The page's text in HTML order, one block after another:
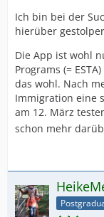
Ich bin bei der
hierüber
Die App ist wohl
Programs (=
das wohl. Nach
Immigration eine
am 12. März
schon mehr